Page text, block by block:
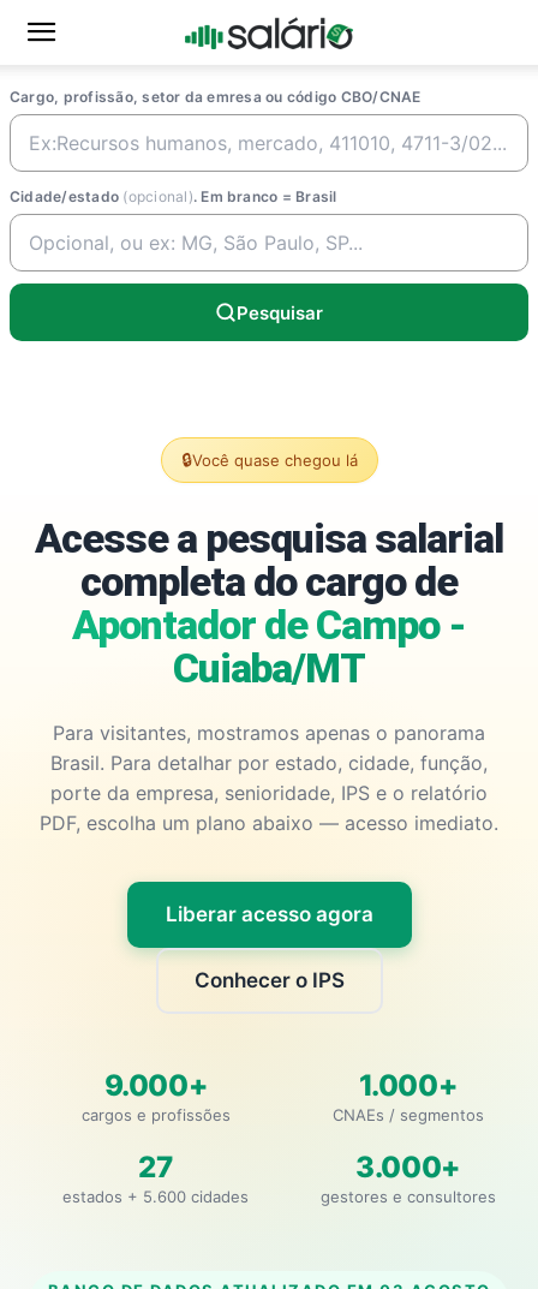
Cargo, profissão, setor da emresa ou código CBO/CNAE
Cidade/estado (opcional). Em branco = Brasil
Pesquisar
🔒Você quase chegou lá
Acesse a pesquisa salarial
completa do cargo de
Apontador de Campo -
Cuiaba/MT
Para visitantes, mostramos apenas o panorama
Brasil. Para detalhar por estado, cidade, função,
porte da empresa, senioridade, IPS e o relatório
PDF, escolha um plano abaixo — acesso imediato.
Liberar acesso agora
Conhecer o IPS
9.000+
cargos e profissões
1.000+
CNAEs / segmentos
27
estados + 5.600 cidades
3.000+
gestores e consultores